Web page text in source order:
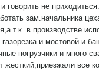
говорить не
зам.начальника
т.к. в производстве
газорезка и мостовой и
погрузчики и много
жесткий,приезжали все